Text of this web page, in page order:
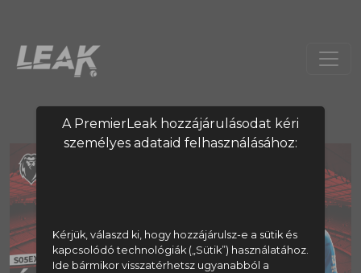
A PremierLeak hozzájárulásodat kéri
személyes adataid felhasználásához:
Kérjük, válaszd ki, hogy hozzájárulsz-e a sütik és
kapcsolódó technológiák („Sütik”) használatához.
Ide bármikor visszatérhetsz ugyanabból a